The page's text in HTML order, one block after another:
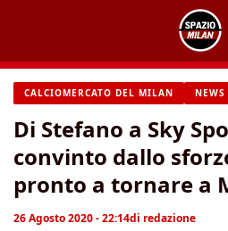
contenuto
CALCIOMERCATO DEL MILAN
Di Stefano a Sky
convinto dallo
pronto a tornare a
26 Agosto 2020 - 22:14di redazione